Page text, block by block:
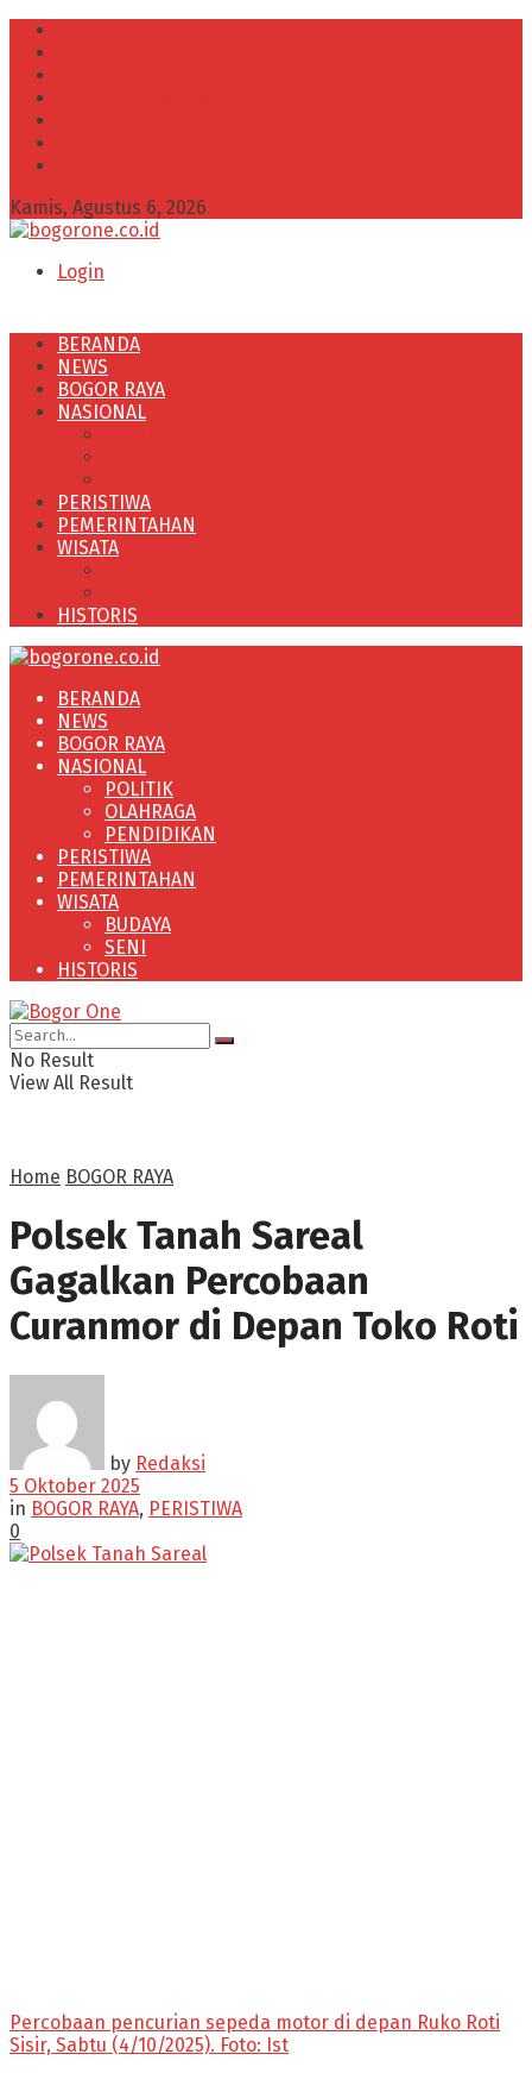
Kamis, Agustus 6, 2026
Login
BERANDA
NEWS
BOGOR RAYA
NASIONAL
PERISTIWA
PEMERINTAHAN
WISATA
HISTORIS
BERANDA
NEWS
BOGOR RAYA
NASIONAL
POLITIK
OLAHRAGA
PENDIDIKAN
PERISTIWA
PEMERINTAHAN
WISATA
BUDAYA
SENI
HISTORIS
No Result
View All Result
Home BOGOR RAYA
Polsek Tanah Sareal
Gagalkan Percobaan
Curanmor di Depan Toko Roti
by Redaksi
5 Oktober 2025
in BOGOR RAYA, PERISTIWA
0
Percobaan pencurian sepeda motor di depan Ruko Roti
Sisir, Sabtu (4/10/2025). Foto: Ist